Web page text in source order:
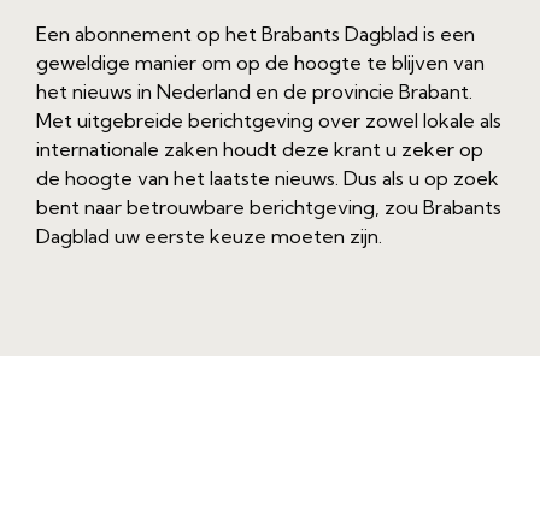
Een abonnement op het Brabants Dagblad is een
geweldige manier om op de hoogte te blijven van
het nieuws in Nederland en de provincie Brabant.
Met uitgebreide berichtgeving over zowel lokale als
internationale zaken houdt deze krant u zeker op
de hoogte van het laatste nieuws. Dus als u op zoek
bent naar betrouwbare berichtgeving, zou Brabants
Dagblad uw eerste keuze moeten zijn.